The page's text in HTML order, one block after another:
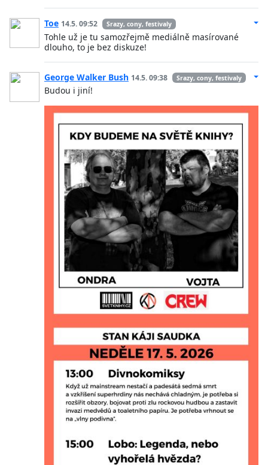
Toe 14.5. 09:52 Srazy, cony, festivaly
Tohle už je tu samozřejmě mediálně masírované
dlouho, to je bez diskuze!
George Walker Bush 14.5. 09:38 Srazy, cony, festivaly
Budou i jiní!